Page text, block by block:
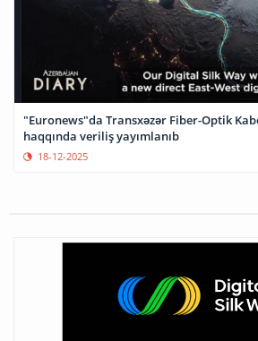
"Euronews"da Transxəzər Fiber-Optik
haqqında veriliş yayımlanıb
18-12-2025